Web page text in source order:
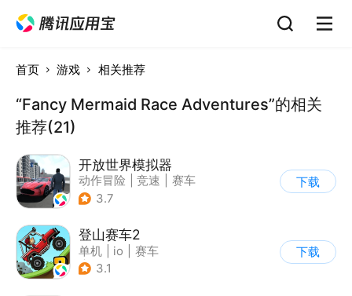
首页 游戏 相关推荐
“Fancy Mermaid Race Adventures”的相关
推荐(21)
开放世界模拟器
动作冒险 竞速
赛车
| 开放世界
3.7
下载
登山赛车2
单机 io
赛车
| 欧美风
3.1
下载